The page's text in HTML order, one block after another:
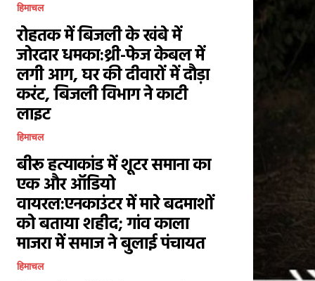
हिमाचल
रोहतक में बिजली के खंबे में
जोरदार धमका:थ्री-फेज केबल में
लगी आग, घर की दीवारों में दौड़ा
करंट, बिजली विभाग ने काटी
लाइट
हिमाचल
बीरू हत्याकांड में शूटर समाना का
एक और ऑडियो
वायरल:एनकाउंटर में मारे बदमाशों
को बताया शहीद; गांव काला
माजरा में समाज ने बुलाई पंचायत
हिमाचल